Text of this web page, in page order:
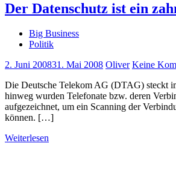
Der Datenschutz ist ein
Big Business
Politik
2. Juni 200831. Mai 2008 Oliver Keine
Die Deutsche Telekom AG (DTAG) steckt
hinweg wurden Telefonate bzw. deren
aufgezeichnet, um ein Scanning der
können. […]
Weiterlesen